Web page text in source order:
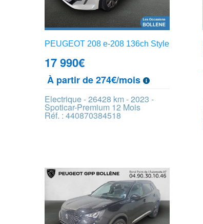
PEUGEOT 208 e-208 136ch Style
17 990€
À partir de 274€/mois
Electrique - 26428 km - 2023 -
Spoticar-Premium 12 Mois
Réf. : 440870384518